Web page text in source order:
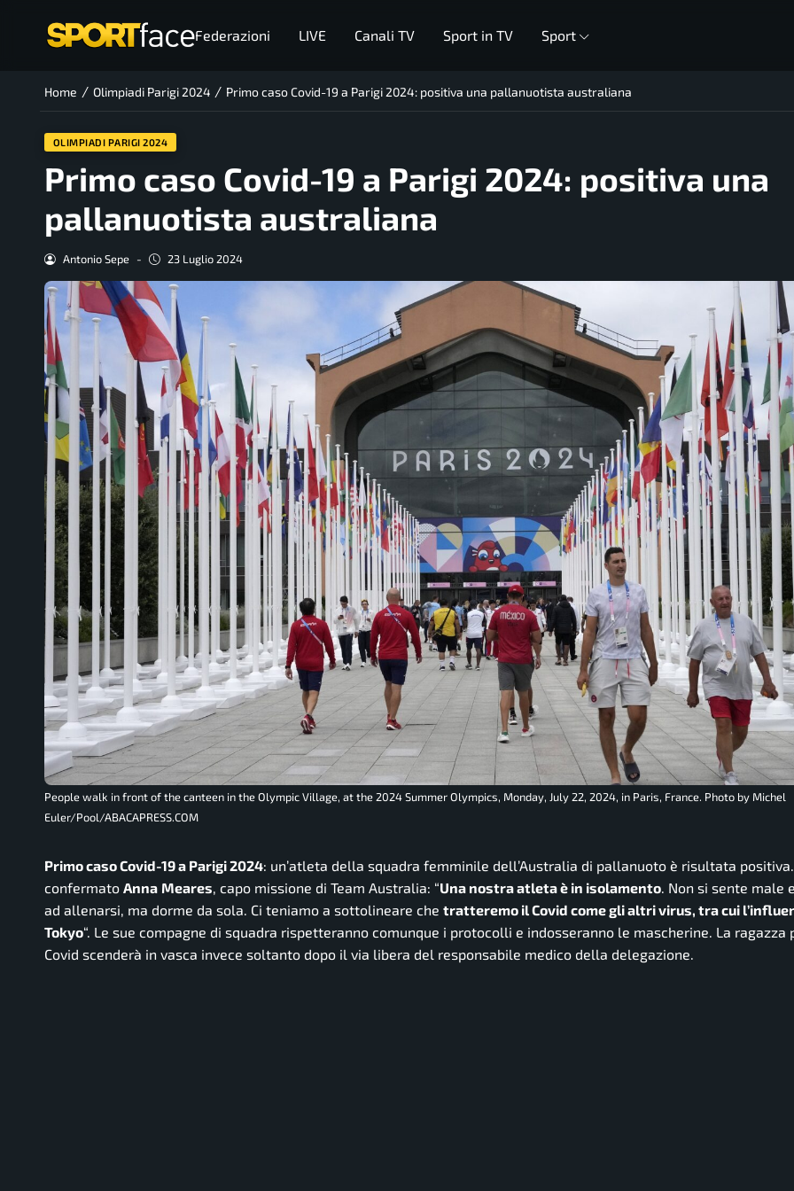
Federazioni LIVE Canali TV Sport in TV Sport
Home / Olimpiadi Parigi 2024 / Primo caso Covid-19 a Parigi 2024: positiva una pallanuotista australiana
OLIMPIADI PARIGI 2024
Primo caso Covid-19 a Parigi 2024: positiva una
pallanuotista australiana
Antonio Sepe - 23 Luglio 2024
People walk in front of the canteen in the Olympic Village, at the 2024 Summer Olympics, Monday, July 22, 2024, in Paris, France. Photo by Michel
Euler/Pool/ABACAPRESS.COM
Primo caso Covid-19 a Parigi 2024: un’atleta della squadra femminile dell’Australia di pallanuoto è risultata
confermato Anna Meares, capo missione di Team Australia: “Una nostra atleta è in isolamento. Non si sente male
ad allenarsi, ma dorme da sola. Ci teniamo a sottolineare che tratteremo il Covid come gli altri virus, tra cui
Tokyo“. Le sue compagne di squadra rispetteranno comunque i protocolli e indosseranno le mascherine. La ragazza
Covid scenderà in vasca invece soltanto dopo il via libera del responsabile medico della delegazione.